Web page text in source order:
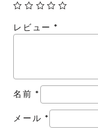
レビュー *
名前 *
メール *